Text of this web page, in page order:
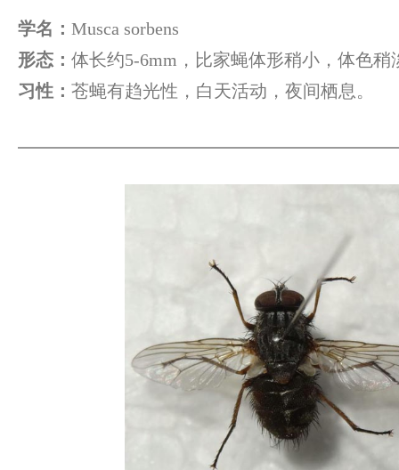
学名： Musca sorbens
形态： 体长约5-6mm，比家蝇体形稍小，体色稍
习性： 苍蝇有趋光性，白天活动，夜间栖息。